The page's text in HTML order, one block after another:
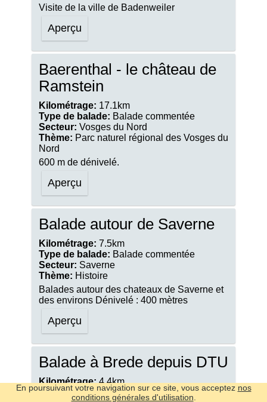
Visite de la ville de Badenweiler
Aperçu
Baerenthal - le château de
Ramstein
Kilométrage: 17.1km
Type de balade: Balade commentée
Secteur: Vosges du Nord
Thème: Parc naturel régional des Vosges du
Nord
600 m de dénivelé.
Aperçu
Balade autour de Saverne
Kilométrage: 7.5km
Type de balade: Balade commentée
Secteur: Saverne
Thème: Histoire
Balades autour des chateaux de Saverne et
des environs Dénivelé : 400 mètres
Aperçu
Balade à Brede depuis DTU
Kilométrage:4.4km
Type de balade: Tracé uniquement
En poursuivant votre navigation sur ce site, vous acceptez nos
conditions générales d'utilisation